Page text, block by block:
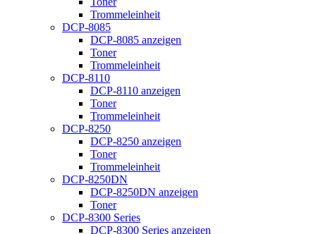
Trommeleinheit
DCP-8085
DCP-8085 anzeigen
Toner
Trommeleinheit
DCP-8110
DCP-8110 anzeigen
Toner
Trommeleinheit
DCP-8250
DCP-8250 anzeigen
Toner
Trommeleinheit
DCP-8250DN
DCP-8250DN anzeigen
Toner
DCP-8300 Series
DCP-8300 Series anzeigen